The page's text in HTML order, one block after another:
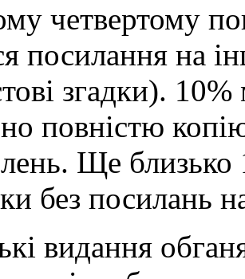
четвертому
посилання на
згадки).
повністю
Ще близько
без посилань
видання